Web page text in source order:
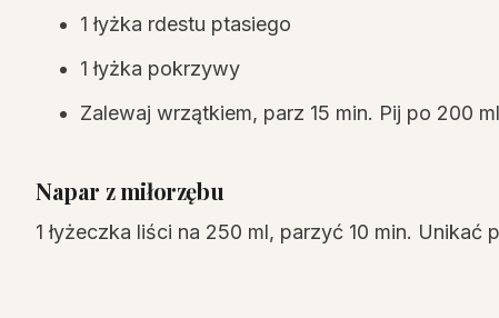
1 łyżka rdestu ptasiego
1 łyżka pokrzywy
Zalewaj wrzątkiem, parz 15 min. Pij po 200
Napar z miłorzębu
1 łyżeczka liści na 250 ml, parzyć 10 min. Unikać